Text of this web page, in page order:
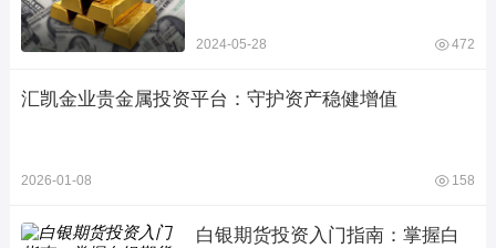
2024-05-28 472
汇凯金业贵金属投资平台：守护资产稳健增值
2026-01-08 158
白银期货投资入门指南：掌握白